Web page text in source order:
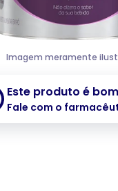
Imagem meramente
Este produto é
Fale com o